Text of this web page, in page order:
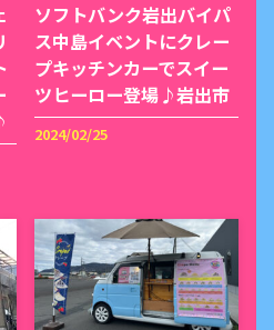
ソフトバンク岩出バイパ
ス中島イベントにクレー
プキッチンカーでスイー
ツヒーロー登場♪岩出市
2024/02/25